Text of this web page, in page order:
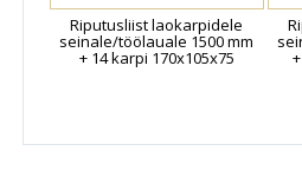
Riputusliist laokarpidele
seinale/töölauale 1500 mm
+ 14 karpi 170x105x75